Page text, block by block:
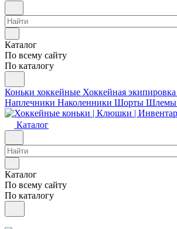
Каталог
По всему сайту
По каталогу
Коньки хоккейные Хоккейная экипировка
Наплечники Наколенники Шорты Шлемы
Каталог
Каталог
По всему сайту
По каталогу